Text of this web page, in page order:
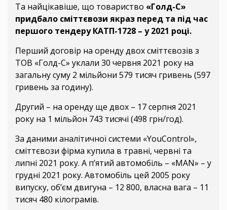
Та найцікавіше, що товариство «Голд-С»
придбало сміттєвози якраз перед та під час
першого тендеру КАТП-1728 – у 2021 році.
Перший договір на оренду двох сміттєвозів з
ТОВ «Голд-С» уклали 30 червня 2021 року на
загальну суму 2 мільйони 579 тисяч гривень (597
гривень за годину).
Другий – на оренду ще двох – 17 серпня 2021
року на 1 мільйон 743 тисячі (498 грн/год).
За даними аналітичної системи «YouСontrol»,
сміттєвози фірма купила в травні, червні та
липні 2021 року. А п’ятий автомобіль – «MAN» – у
грудні 2021 року. Автомобіль цей 2005 року
випуску, об’єм двигуна – 12 800, власна вага – 11
тисяч 480 кілограмів.